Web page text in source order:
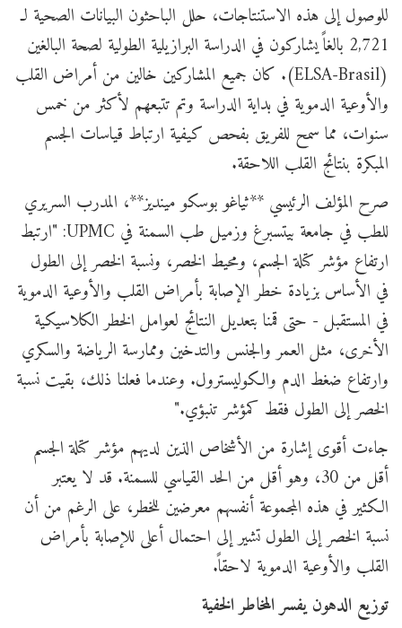
للوصول إلى هذه الاستنتاجات، حلل الباحثون البيانات الصحية لـ
2,721 بالغاً يشاركون في الدراسة البرازيلية الطولية لصحة البالغين
(ELSA-Brasil). كان جميع المشاركين خالين من أمراض القلب
والأوعية الدموية في بداية الدراسة وتم تتبعهم لأكثر من خمس
سنوات، مما سمح للفريق بفحص كيفية ارتباط قياسات الجسم
المبكرة بنتائج القلب اللاحقة.
صرح المؤلف الرئيسي **ثياغو بوسكو مينديز**، المدرب السريري
للطب في جامعة بيتسبرغ وزميل طب السمنة في UPMC: "ارتبط
ارتفاع مؤشر كتلة الجسم، ومحيط الخصر، ونسبة الخصر إلى الطول
في الأساس بزيادة خطر الإصابة بأمراض القلب والأوعية الدموية
في المستقبل - حتى قمنا بتعديل النتائج لعوامل الخطر الكلاسيكية
الأخرى، مثل العمر والجنس والتدخين وممارسة الرياضة والسكري
وارتفاع ضغط الدم والكوليسترول. وعندما فعلنا ذلك، بقيت نسبة
الخصر إلى الطول فقط كمؤشر تنبؤي."
جاءت أقوى إشارة من الأشخاص الذين لديهم مؤشر كتلة الجسم
أقل من 30، وهو أقل من الحد القياسي للسمنة. قد لا يعتبر
الكثير في هذه المجموعة أنفسهم معرضين للخطر، على الرغم من أن
نسبة الخصر إلى الطول تشير إلى احتمال أعلى للإصابة بأمراض
القلب والأوعية الدموية لاحقاً.
توزيع الدهون يفسر المخاطر الخفية